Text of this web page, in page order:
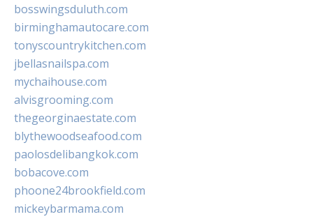
bosswingsduluth.com
birminghamautocare.com
tonyscountrykitchen.com
jbellasnailspa.com
mychaihouse.com
alvisgrooming.com
thegeorginaestate.com
blythewoodseafood.com
paolosdelibangkok.com
bobacove.com
phoone24brookfield.com
mickeybarmama.com